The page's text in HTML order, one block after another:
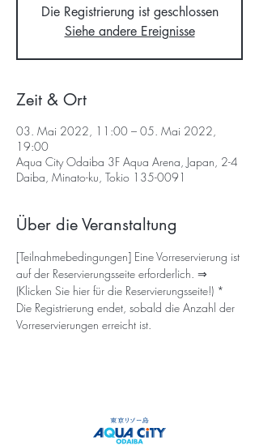
Die Registrierung ist geschlossen
Siehe andere Ereignisse
Zeit & Ort
03. Mai 2022, 11:00 – 05. Mai 2022,
19:00
Aqua City Odaiba 3F Aqua Arena, Japan, 2-4
Daiba, Minato-ku, Tokio 135-0091
Über die Veranstaltung
[Teilnahmebedingungen] Eine Vorreservierung ist
auf der Reservierungsseite erforderlich. ⇒
(Klicken Sie hier für die Reservierungsseite!) *
Die Registrierung endet, sobald die Anzahl der
Vorreservierungen erreicht ist.